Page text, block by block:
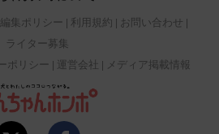
編集ポリシー 利用規約
お問い合わせ
ライター募集
ポリシー 運営会社 メディア掲載情報